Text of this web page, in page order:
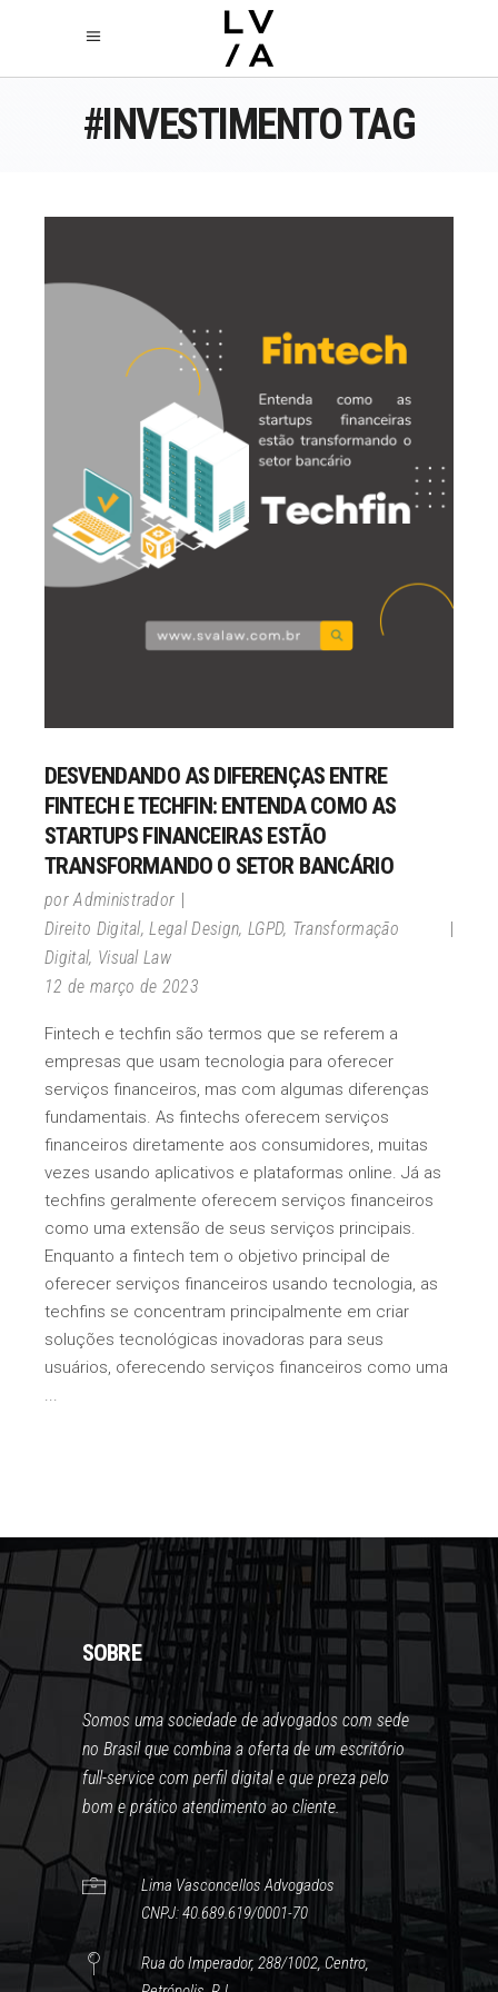
#INVESTIMENTO TAG
DESVENDANDO AS DIFERENÇAS ENTRE
FINTECH E TECHFIN: ENTENDA COMO AS
STARTUPS FINANCEIRAS ESTÃO
TRANSFORMANDO O SETOR BANCÁRIO
porAdministrador
Direito Digital,Legal Design, LGPD, Transformação
Digital, Visual Law
12 de março de 2023
Fintech e techfin são termos que se referem a
empresas que usam tecnologia para oferecer
serviços financeiros, mas com algumas diferenças
fundamentais. As fintechs oferecem serviços
financeiros diretamente aos consumidores, muitas
vezes usando aplicativos e plataformas online. Já as
techfins geralmente oferecem serviços financeiros
como uma extensão de seus serviços principais.
Enquanto a fintech tem o objetivo principal de
oferecer serviços financeiros usando tecnologia, as
techfins se concentram principalmente em criar
soluções tecnológicas inovadoras para seus
usuários, oferecendo serviços financeiros como uma
SOBRE
Somos uma sociedade de advogados com sede
no Brasil que combina a oferta de um escritório
full-service com perfil digital e que preza pelo
bom e prático atendimento ao cliente.
Lima Vasconcellos Advogados
CNPJ: 40.689.619/0001-70
Rua do Imperador, 288/1002, Centro,